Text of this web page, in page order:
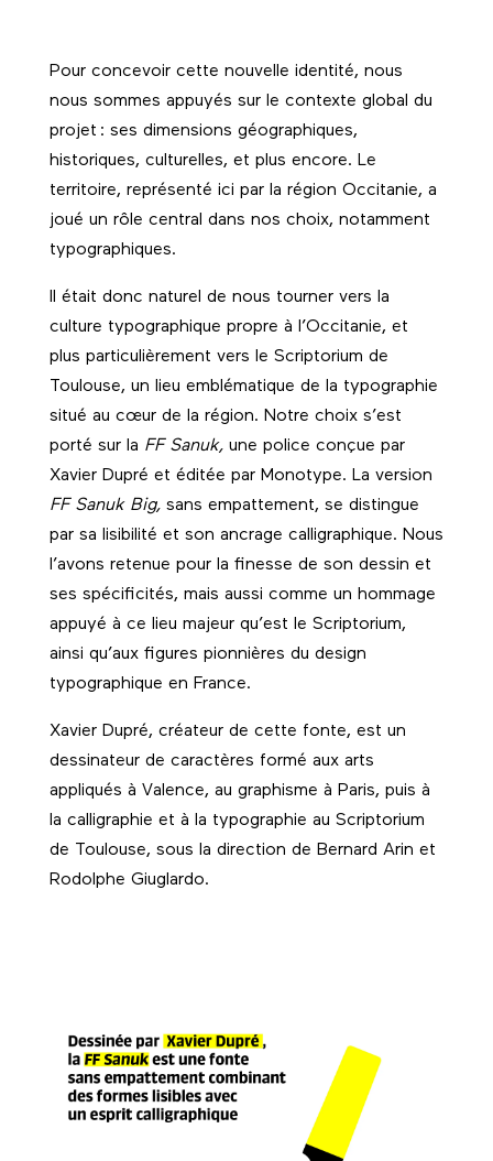
Pour concevoir cette nouvelle identité, nous
nous sommes appuyés sur le contexte global du
projet : ses dimensions géographiques,
historiques, culturelles, et plus encore. Le
territoire, représenté ici par la région Occitanie, a
joué un rôle central dans nos choix, notamment
typographiques.
Il était donc naturel de nous tourner vers la
culture typographique propre à l’Occitanie, et
plus particulièrement vers le Scriptorium de
Toulouse, un lieu emblématique de la typographie
situé au cœur de la région. Notre choix s’est
porté sur la FF Sanuk,une police conçue par
Xavier Dupré et éditée par Monotype. La version
FF Sanuk Big,sans empattement, se distingue
par sa lisibilité et son ancrage calligraphique. Nous
l’avons retenue pour la finesse de son dessin et
ses spécificités, mais aussi comme un hommage
appuyé à ce lieu majeur qu’est le Scriptorium,
ainsi qu’aux figures pionnières du design
typographique en France.
Xavier Dupré, créateur de cette fonte, est un
dessinateur de caractères formé aux arts
appliqués à Valence, au graphisme à Paris, puis à
la calligraphie et à la typographie au Scriptorium
de Toulouse, sous la direction de Bernard Arin et
Rodolphe Giuglardo.